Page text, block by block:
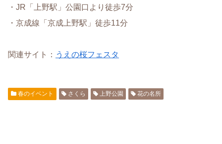
・JR「上野駅」公園口より徒歩7分
・京成線「京成上野駅」徒歩11分
関連サイト： うえの桜フェスタ
春のイベント さくら 上野公園 花の名所